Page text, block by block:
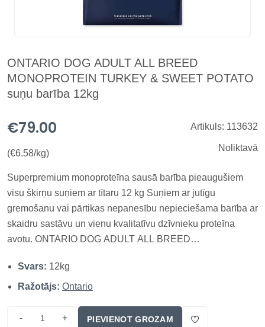
ONTARIO DOG ADULT ALL BREED
MONOPROTEIN TURKEY & SWEET POTATO
suņu barība 12kg
€79.00
(€6.58/kg)
Artikuls: 113632
Noliktavā
Superpremium monoproteīna sausā barība pieaugušiem
visu šķirņu suņiem ar tītaru 12 kg Suņiem ar jutīgu
gremošanu vai pārtikas nepanesību nepieciešama barība ar
skaidru sastāvu un vienu kvalitatīvu dzīvnieku proteīna
avotu. ONTARIO DOG ADULT ALL BREED
pilnvērtīga superpremium sausā barība, kuras pamatā ir
augstvērtīga tītara gaļa kā vienīgais dzīvnieku izcelsmes...
Svars: 12kg
Ražotājs: Ontario
- + PIEVIENOT GROZAM